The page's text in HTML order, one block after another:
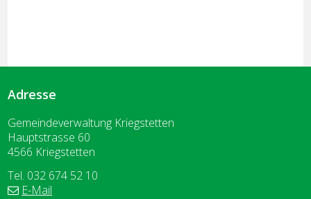
Adresse
Gemeindeverwaltung Kriegstetten
Hauptstrasse 60
4566 Kriegstetten
Tel. 032 674 52 10
E-Mail